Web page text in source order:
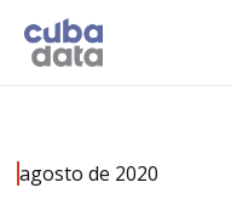
agosto de 2020